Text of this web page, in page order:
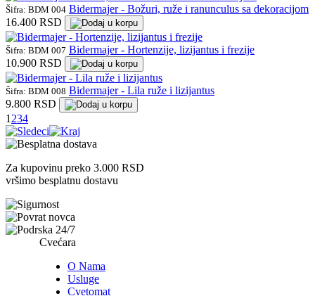
Šifra: BDM 004 Bidermajer - Božuri, ruže i ranunculus sa dekoracijom
16.400 RSD
Šifra: BDM 007 Bidermajer - Hortenzije, lizijantus i frezije
10.900 RSD
Šifra: BDM 008 Bidermajer - Lila ruže i lizijantus
9.800 RSD
1 234
Za kupovinu preko 3.000 RSD
vršimo besplatnu dostavu
Cvećara
O Nama
Usluge
Cvetomat